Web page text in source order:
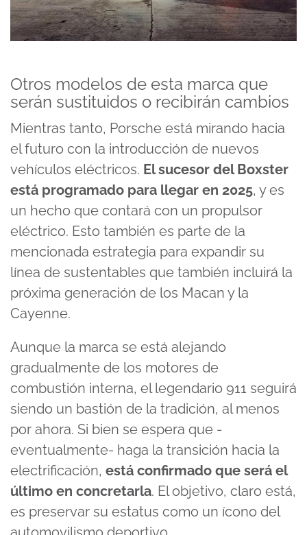
Otros modelos de esta marca que
serán sustituidos o recibirán cambios
Mientras tanto, Porsche está mirando hacia
el futuro con la introducción de nuevos
vehículos eléctricos. El sucesor del Boxster
está programado para llegar en 2025, y es
un hecho que contará con un propulsor
eléctrico. Esto también es parte de la
mencionada estrategia para expandir su
línea de sustentables que también incluirá la
próxima generación de los Macan y la
Cayenne.
Aunque la marca se está alejando
gradualmente de los motores de
combustión interna, el legendario 911 seguirá
siendo un bastión de la tradición, al menos
por ahora. Si bien se espera que -
eventualmente- haga la transición hacia la
electrificación, está confirmado que será el
último en concretarla. El objetivo, claro está,
es preservar su estatus como un ícono del